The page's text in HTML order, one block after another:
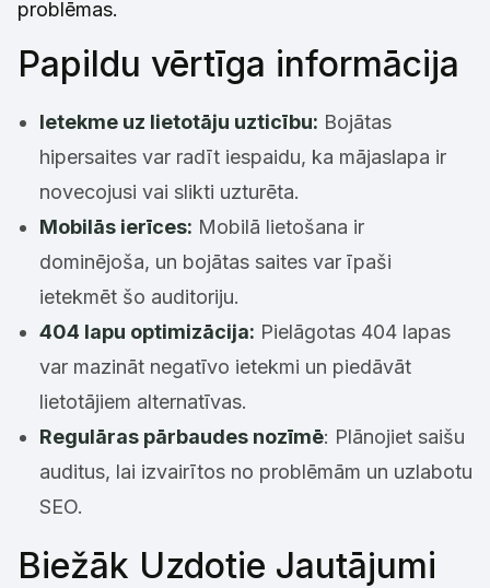
problēmas.
Papildu vērtīga informācija
Ietekme uz lietotāju uzticību: Bojātas
hipersaites var radīt iespaidu, ka mājaslapa ir
novecojusi vai slikti uzturēta.
Mobilās ierīces: Mobilā lietošana ir
dominējoša, un bojātas saites var īpaši
ietekmēt šo auditoriju.
404 lapu optimizācija: Pielāgotas 404 lapas
var mazināt negatīvo ietekmi un piedāvāt
lietotājiem alternatīvas.
Regulāras pārbaudes nozīmē: Plānojiet saišu
auditus, lai izvairītos no problēmām un uzlabotu
SEO.
Biežāk Uzdotie Jautājumi